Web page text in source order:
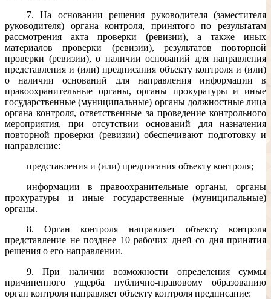
7. На основании решения руководителя (заместителя
руководителя) органа контроля, принятого по результатам
рассмотрения акта проверки (ревизии), а также иных
материалов проверки (ревизии), результатов повторной
проверки (ревизии), о наличии оснований для направления
представления и (или) предписания объекту контроля и (или)
о наличии оснований для направления информации в
правоохранительные органы, органы прокуратуры и иные
государственные (муниципальные) органы должностные лица
органа контроля, ответственные за проведение контрольного
мероприятия, при отсутствии оснований для назначения
повторной проверки (ревизии) обеспечивают подготовку и
направление:
представления и (или) предписания объекту контроля;
информации в правоохранительные органы, органы
прокуратуры и иные государственные (муниципальные)
органы.
8. Орган контроля направляет объекту контроля
представление не позднее 10 рабочих дней со дня принятия
решения о его направлении.
9. При наличии возможности определения суммы
причиненного ущерба публично-правовому образованию
орган контроля направляет объекту контроля предписание: